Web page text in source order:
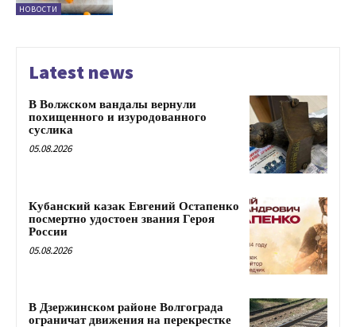
НОВОСТИ
Latest news
В Волжском вандалы вернули
похищенного и изуродованного
суслика
05.08.2026
Кубанский казак Евгений Остапенко
посмертно удостоен звания Героя
России
05.08.2026
В Дзержинском районе Волгограда
ограничат движения на перекрестке